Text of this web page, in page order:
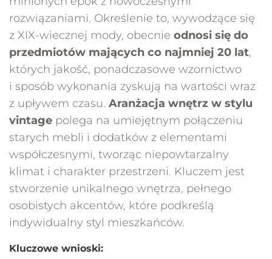
rozwiązaniami. Określenie to, wywodzące się
z XIX-wiecznej mody, obecnie odnosi się do
przedmiotów mających co najmniej 20 lat,
których jakość, ponadczasowe wzornictwo
i sposób wykonania zyskują na wartości wraz
z upływem czasu. Aranżacja wnętrz w stylu
vintage polega na umiejętnym połączeniu
starych mebli i dodatków z elementami
współczesnymi, tworząc niepowtarzalny
klimat i charakter przestrzeni. Kluczem jest
stworzenie unikalnego wnętrza, pełnego
osobistych akcentów, które podkreślą
indywidualny styl mieszkańców.
Kluczowe wnioski: